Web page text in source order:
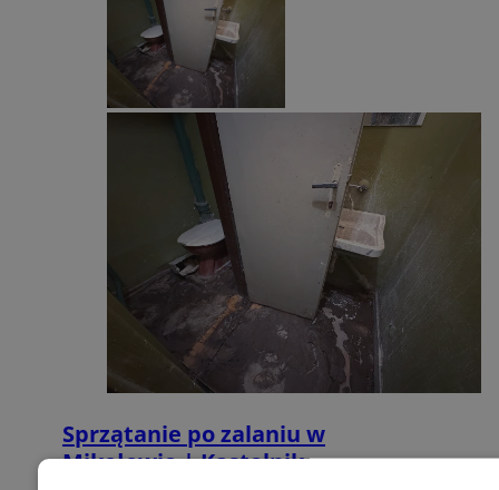
Sprzątanie po zalaniu w
Mikołowie | Kastelnik